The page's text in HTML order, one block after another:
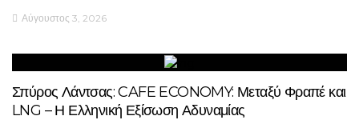
Αύγουστος 3, 2026
Σπύρος Λάντσας: CAFE ECONOMY: Μεταξύ Φραπέ και
LNG – Η Ελληνική Εξίσωση Αδυναμίας